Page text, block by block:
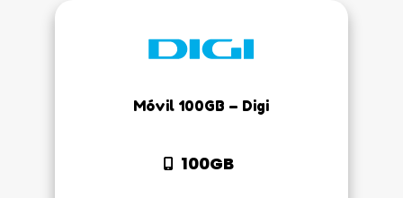
Móvil 100GB – Digi
100GB